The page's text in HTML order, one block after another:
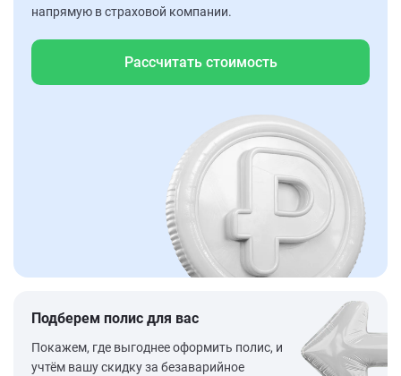
напрямую в страховой компании.
Рассчитать стоимость
Подберем полис для вас
Покажем, где выгоднее оформить полис, и
учтём вашу скидку за безаварийное